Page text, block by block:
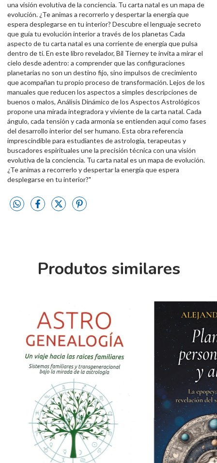
una visión evolutiva de la conciencia. Tu carta natal es un mapa de
evolución. ¿Te animas a recorrerlo y despertar la energía que
espera desplegarse en tu interior? Descubre el lenguaje secreto
que guía tu evolución interior a través de los planetas Cada
aspecto de tu carta natal es una corriente de energía que pulsa
dentro de ti. En este libro revelador, Bil Tierney te invita a mirar el
cielo desde adentro: a comprender que las configuraciones
planetarias no son un destino fijo, sino impulsos de crecimiento
que acompañan tu propio proceso de transformación. Lejos de los
manuales que reducen los aspectos a simples descripciones de
buenos o malos, Análisis Dinámico de los Aspectos Astrológicos
propone una mirada integradora y viviente de la carta natal. Cada
ángulo, cada tensión y cada armonía se entienden aquí como fases
del desarrollo interior del ser humano. Esta obra referencia
imprescindible para estudiantes de astrología, terapeutas y
buscadores espirituales une la precisión técnica con una visión
evolutiva de la conciencia. Tu carta natal es un mapa de evolución.
¿Te animas a recorrerlo y despertar la energía que espera
desplegarse en tu interior?"
Produtos similares